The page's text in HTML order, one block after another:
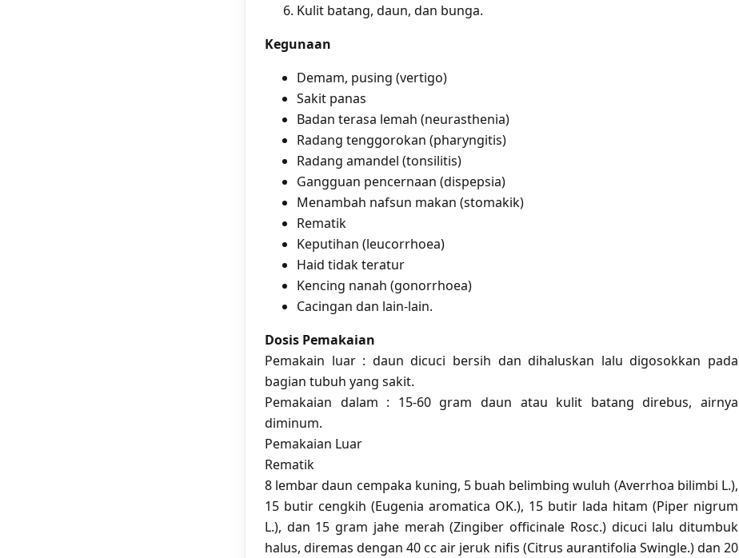
Kulit batang, daun, dan bunga.
Kegunaan
Demam, pusing (vertigo)
Sakit panas
Badan terasa lemah (neurasthenia)
Radang tenggorokan (pharyngitis)
Radang amandel (tonsilitis)
Gangguan pencernaan (dispepsia)
Menambah nafsun makan (stomakik)
Rematik
Keputihan (leucorrhoea)
Haid tidak teratur
Kencing nanah (gonorrhoea)
Cacingan dan lain-lain.
Dosis Pemakaian
Pemakain luar : daun dicuci bersih dan dihaluskan lalu digosokkan pada
bagian tubuh yang sakit.
Pemakaian dalam : 15-60 gram daun atau kulit batang direbus, airnya
diminum.
Pemakaian Luar
Rematik
8 lembar daun cempaka kuning, 5 buah belimbing wuluh (Averrhoa bilimbi L.),
15 butir cengkih (Eugenia aromatica OK.), 15 butir lada hitam (Piper nigrum
L.), dan 15 gram jahe merah (Zingiber officinale Rosc.) dicuci lalu ditumbuk
halus, diremas dengan 40 cc air jeruk nifis (Citrus aurantifolia Swingle.) dan 20